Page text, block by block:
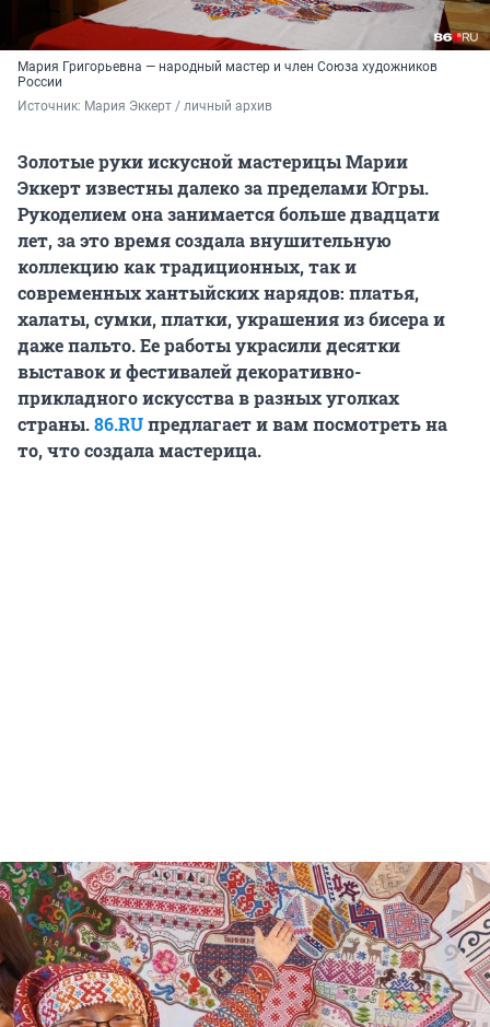
Мария Григорьевна — народный мастер и член Союза художников
России
Источник: Мария Эккерт / личный архив
Золотые руки искусной мастерицы Марии
Эккерт известны далеко за пределами Югры.
Рукоделием она занимается больше двадцати
лет, за это время создала внушительную
коллекцию как традиционных, так и
современных хантыйских нарядов: платья,
халаты, сумки, платки, украшения из бисера и
даже пальто. Ее работы украсили десятки
выставок и фестивалей декоративно-
прикладного искусства в разных уголках
страны.86.RUпредлагает и вам посмотреть на
то, что создала мастерица.